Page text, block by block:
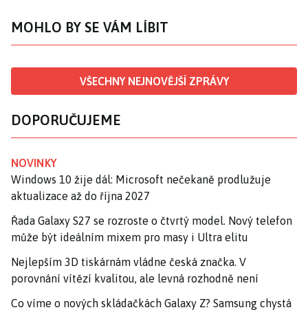
MOHLO BY SE VÁM LÍBIT
VŠECHNY NEJNOVĚJŠÍ ZPRÁVY
DOPORUČUJEME
NOVINKY
Windows 10 žije dál: Microsoft nečekaně prodlužuje
aktualizace až do října 2027
Řada Galaxy S27 se rozroste o čtvrtý model. Nový telefon
může být ideálním mixem pro masy i Ultra elitu
Nejlepším 3D tiskárnám vládne česká značka. V
porovnání vítězí kvalitou, ale levná rozhodně není
Co víme o nových skládačkách Galaxy Z? Samsung chystá